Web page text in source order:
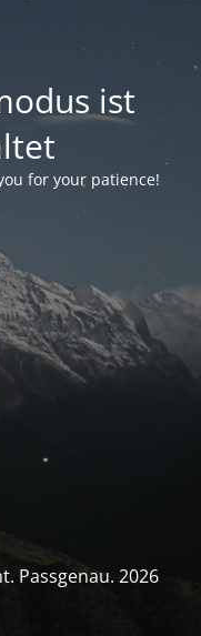
ist
for your patience!
Passgenau. 2026